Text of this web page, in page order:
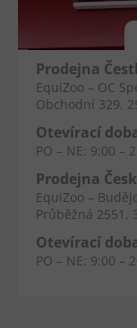
Prodejna
EquiZoo – OC
Obchodní 329,
Otevírací
PO – NE: 9:00 –
Prodejna
EquiZoo –
Průběžná 2551,
Otevírací
PO – NE: 9:00 –